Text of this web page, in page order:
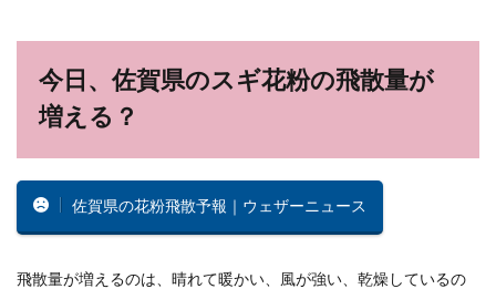
今日、佐賀県のスギ花粉の飛散量が
増える？
佐賀県の花粉飛散予報｜ウェザーニュース
飛散量が増えるのは、晴れて暖かい、風が強い、乾燥しているの